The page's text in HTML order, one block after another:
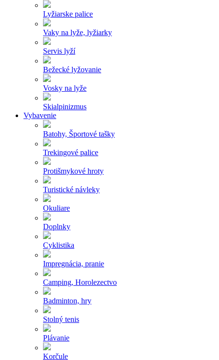
Lyžiarske palice
Vaky na lyže, lyžiarky
Servis lyží
Bežecké lyžovanie
Vosky na lyže
Skialpinizmus
Vybavenie
Batohy, Športové tašky
Trekingové palice
Protišmykové hroty
Turistické návleky
Okuliare
Doplnky
Cyklistika
Impregnácia, pranie
Camping, Horolezectvo
Badminton, hry
Stolný tenis
Plávanie
Korčule